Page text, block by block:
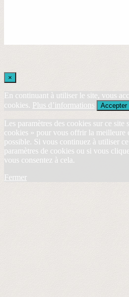
×
En continuant à utiliser le site, vous
cookies. Plus d’informations Accepter
Les paramètres des cookies sur ce site
cookies » pour vous offrir la meilleure
possible. Si vous continuez à utiliser
paramètres de cookies ou si vous
vous consentez à cela.
Fermer